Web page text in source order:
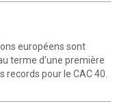
européens sont
terme d'une première
pour le CAC 40.